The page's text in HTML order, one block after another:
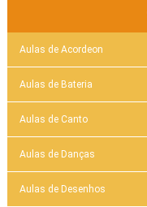
Aulas de Acordeon
Aulas de Bateria
Aulas de Canto
Aulas de Danças
Aulas de Desenhos